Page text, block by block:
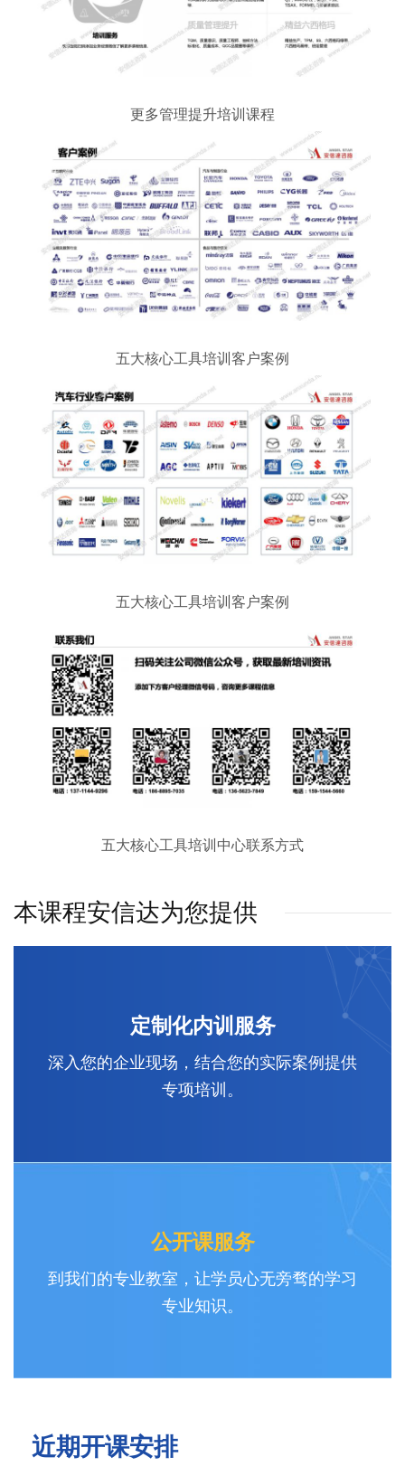
更多管理提升培训课程
五大核心工具培训客户案例
五大核心工具培训客户案例
五大核心工具培训中心联系方式
本课程安信达为您提供
定制化内训服务
深入您的企业现场，结合您的实际案例提供
专项培训。
公开课服务
到我们的专业教室，让学员心无旁骛的学习
专业知识。
近期开课安排